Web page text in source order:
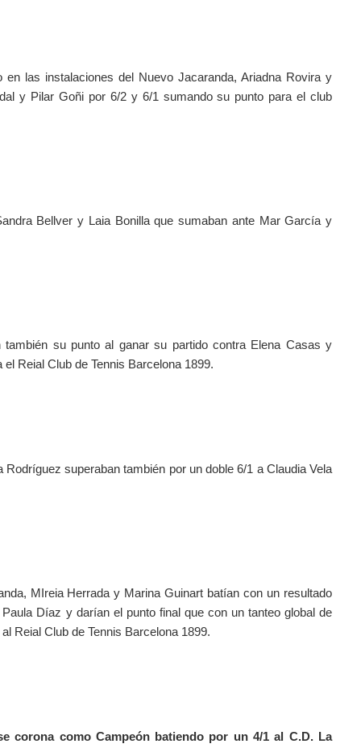
en las instalaciones del Nuevo Jacaranda, Ariadna Rovira y
y Pilar Goñi por 6/2 y 6/1 sumando su punto para el club
Bellver y Laia Bonilla que sumaban ante Mar García y
su punto al ganar su partido contra Elena Casas y
Reial Club de Tennis Barcelona 1899.
superaban también por un doble 6/1 a Claudia Vela
MIreia Herrada y Marina Guinart batían con un resultado
Díaz y darían el punto final que con un tanteo global de
Reial Club de Tennis Barcelona 1899.
corona como Campeón batiendo por un 4/1 al C.D. La